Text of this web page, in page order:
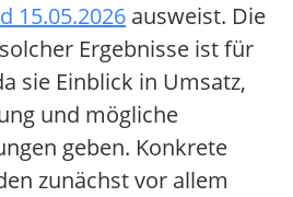
15.05.2026 ausweist. Die
Ergebnisse ist für
sie Einblick in Umsatz,
und mögliche
geben. Konkrete
zunächst vor allem